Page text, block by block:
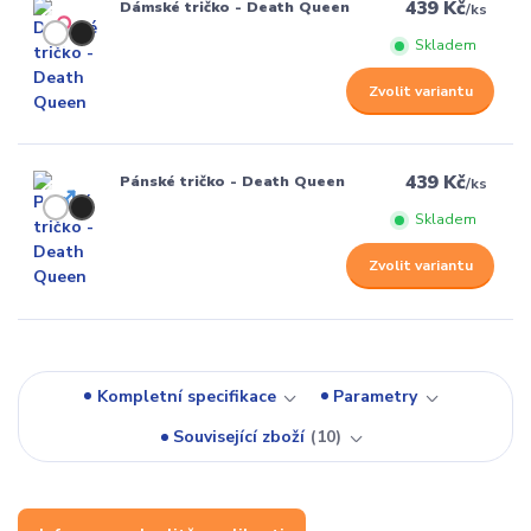
Dámské tričko - Death Queen 439 Kč/ks
Skladem
Zvolit variantu
Pánské tričko - Death Queen 439 Kč/ks
Skladem
Zvolit variantu
Kompletní specifikace
Parametry
Související zboží
10